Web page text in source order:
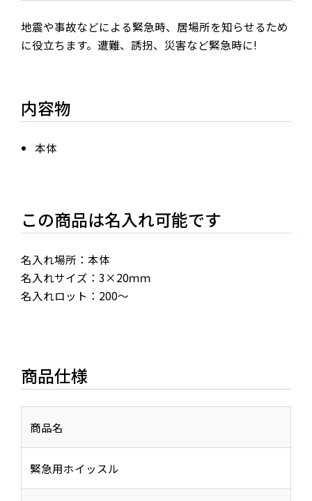
地震や事故などによる緊急時、居場所を知らせるため
に役立ちます。遭難、誘拐、災害など緊急時に!
内容物
本体
この商品は名入れ可能です
名入れ場所：本体
名入れサイズ：3×20ｍｍ
名入れロット：200～
商品仕様
商品名
緊急用ホイッスル